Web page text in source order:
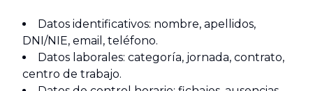
Datos identificativos: nombre, apellidos,
DNI/NIE, email, teléfono.
Datos laborales: categoría, jornada, contrato,
centro de trabajo.